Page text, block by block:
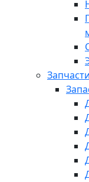
Запчасти